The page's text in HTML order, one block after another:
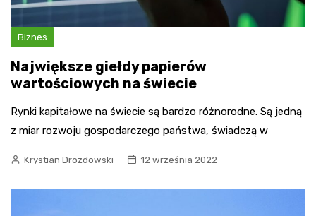
Biznes
Największe giełdy papierów
wartościowych na świecie
Rynki kapitałowe na świecie są bardzo różnorodne. Są jedną
z miar rozwoju gospodarczego państwa, świadczą w
Krystian Drozdowski 12 września 2022